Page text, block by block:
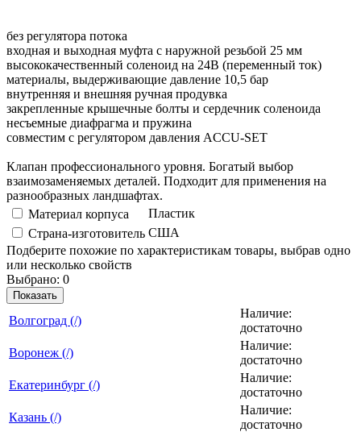
без регулятора потока
входная и выходная муфта с наружной резьбой 25 мм
высококачественный соленоид на 24В (переменный ток)
материалы, выдерживающие давление 10,5 бар
внутренняя и внешняя ручная продувка
закрепленные крышечные болты и сердечник соленоида
несъемные диафрагма и пружина
совместим с регулятором давления ACCU-SET
Клапан профессионального уровня. Богатый выбор
взаимозаменяемых деталей. Подходит для применения на
разнообразных ландшафтах.
Материал корпуса
Пластик
Страна-изготовитель США
Подберите похожие по характеристикам товары, выбрав одно
или несколько свойств
Выбрано: 0
Показать
Вoлгогpaд (/)
Наличие:
достаточно
Воронеж (/)
Наличие:
достаточно
Екатеринбург (/)
Наличие:
достаточно
Казань (/)
Наличие:
достаточно